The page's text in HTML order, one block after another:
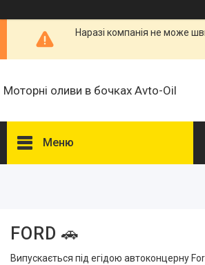
Наразі компанія не може
Моторні оливи в бочках Avto-Oil
Меню
FORD 🚗
Випускається під егідою автоконцерну